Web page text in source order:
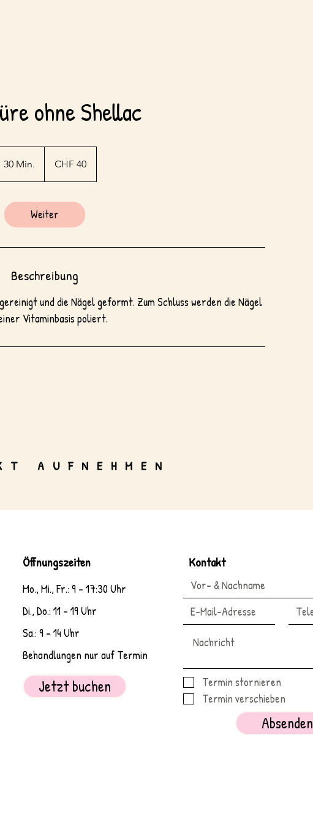
ohne Shellac
30 Min.
0
i
Franken
CHF 40
Weiter
Beschreibung
und die Nägel geformt. Zum Schluss werden die Nägel
Vitaminbasis poliert.
AUFNEHMEN
Öffnungszeiten
Mo., Mi., Fr.: 9 - 17:30 Uhr
Di., Do.: 11 - 19 Uhr
Sa.: 9 - 14 Uhr
Behandlungen nur auf Termin
Jetzt buchen
Kontakt
Termin stornieren
Termin verschieben
Absenden